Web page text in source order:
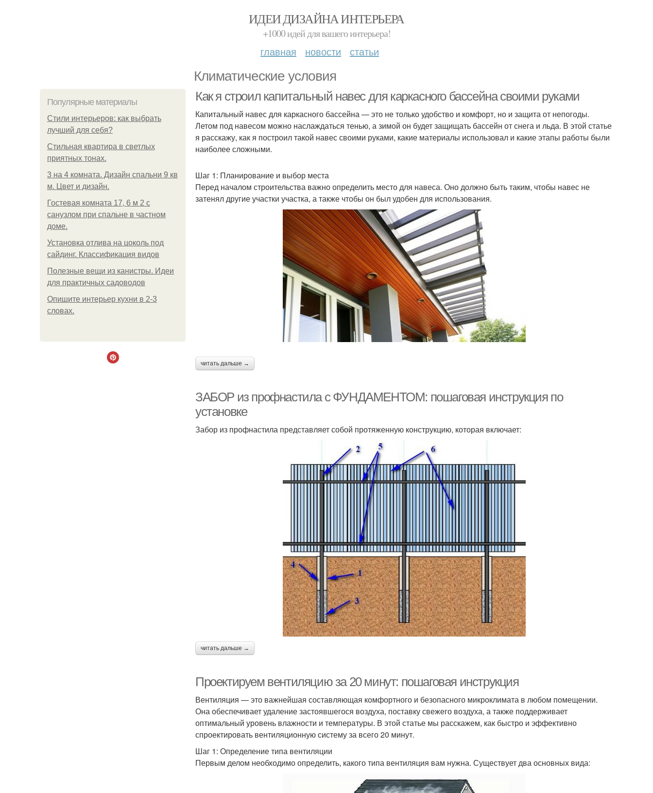
ИДЕИ ДИЗАЙНА ИНТЕРЬЕРА
+1000 идей для вашего интерьера!
главная новости статьи
Климатические условия
Популярные материалы
Стили интерьеров: как выбрать
лучший для себя?
Стильная квартира в светлых
приятных тонах.
3 на 4 комната. Дизайн спальни 9 кв
м. Цвет и дизайн.
Гостевая комната 17, 6 м 2 с
санузлом при спальне в частном
доме.
Установка отлива на цоколь под
сайдинг. Классификация видов
Полезные вещи из канистры. Идеи
для практичных садоводов
Опишите интерьер кухни в 2-3
словах.
Как я строил капитальный навес для каркасного бассейна своими руками
Капитальный навес для каркасного бассейна — это не только удобство и комфорт, но и защита от непогоды.
Летом под навесом можно наслаждаться тенью, а зимой он будет защищать бассейн от снега и льда. В этой статье
я расскажу, как я построил такой навес своими руками, какие материалы использовал и какие этапы работы были
наиболее сложными.
Шаг 1: Планирование и выбор места
Перед началом строительства важно определить место для навеса. Оно должно быть таким, чтобы навес не
затенял другие участки участка, а также чтобы он был удобен для использования.
читать дальше →
ЗАБОР из профнастила с ФУНДАМЕНТОМ: пошаговая инструкция по
установке
Забор из профнастила представляет собой протяженную конструкцию, которая включает:
читать дальше →
Проектируем вентиляцию за 20 минут: пошаговая инструкция
Вентиляция — это важнейшая составляющая комфортного и безопасного микроклимата в любом помещении.
Она обеспечивает удаление застоявшегося воздуха, поставку свежего воздуха, а также поддерживает
оптимальный уровень влажности и температуры. В этой статье мы расскажем, как быстро и эффективно
спроектировать вентиляционную систему за всего 20 минут.
Шаг 1: Определение типа вентиляции
Первым делом необходимо определить, какого типа вентиляция вам нужна. Существует два основных вида: